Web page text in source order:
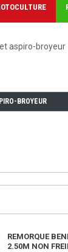
aspiro-broyeur
BROYEUR
REMORQUE
2.50M NON